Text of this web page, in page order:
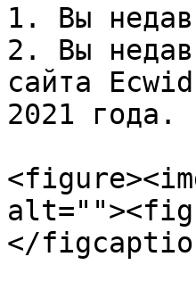
1. Вы
2. Вы
сайта
2021 года.
</